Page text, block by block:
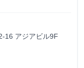
16 アジアビル9F